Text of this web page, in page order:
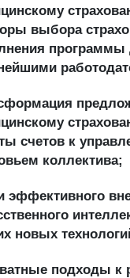
выбора
счетов к
коллектива;
эффективного
новых
подходы к